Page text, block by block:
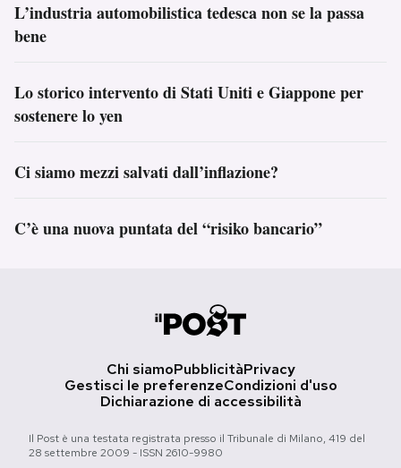
L’industria automobilistica tedesca non se la passa
bene
Lo storico intervento di Stati Uniti e Giappone per
sostenere lo yen
Ci siamo mezzi salvati dall’inflazione?
C’è una nuova puntata del “risiko bancario”
Chi siamoPubblicitàPrivacy
Gestisci le preferenzeCondizioni d'uso
Dichiarazione di accessibilità
Il Post è una testata registrata presso il Tribunale di Milano, 419 del
28 settembre 2009 - ISSN 2610-9980